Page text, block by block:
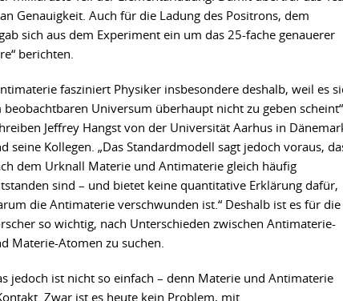
Genauigkeit. Auch für die Ladung des Positrons, dem
sich aus dem Experiment ein um das 25-fache genauerer
berichten.
fasziniert Physiker insbesondere deshalb, weil es
beobachtbaren Universum überhaupt nicht zu geben
Jeffrey Hangst von der Universität Aarhus in
seine Kollegen. „Das Standardmodell sagt jedoch voraus,
dem Urknall Materie und Antimaterie gleich häufig
sind – und bietet keine quantitative Erklärung dafür,
die Antimaterie verschwunden ist.“ Deshalb ist es für die
so wichtig, nach Unterschieden zwischen Antimaterie-
Materie-Atomen zu suchen.
jedoch ist nicht so einfach – denn Materie und Antimaterie
Zwar ist es heute kein Problem, mit